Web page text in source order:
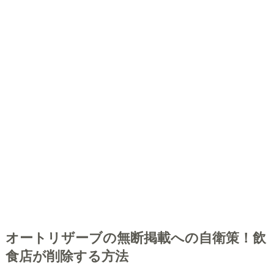
オートリザーブの無断掲載への自衛策！飲
食店が削除する方法